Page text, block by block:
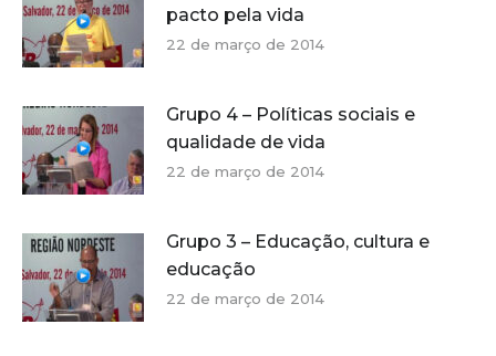
pacto pela vida
22 de março de 2014
Grupo 4 – Políticas sociais e
qualidade de vida
22 de março de 2014
Grupo 3 – Educação, cultura e
educação
22 de março de 2014